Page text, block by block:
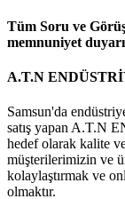
Tüm Soru ve
memnuniyet
A.T.N
Samsun'da
satış yapan A.T.N
hedef olarak kalite
müşterilerimizin ve
kolaylaştırmak ve
olmaktır.